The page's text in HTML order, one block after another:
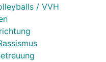
/ VVH